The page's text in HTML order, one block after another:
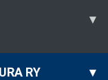
▾
RY ▾